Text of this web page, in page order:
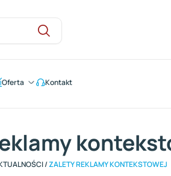
Oferta Kontakt
/ZALETY REKLAMY KONTEKSTOWEJ